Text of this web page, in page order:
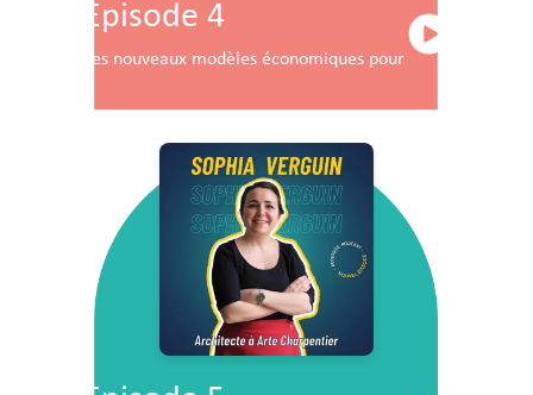
Episode 4
Les nouveaux modèles économiques pour les centres